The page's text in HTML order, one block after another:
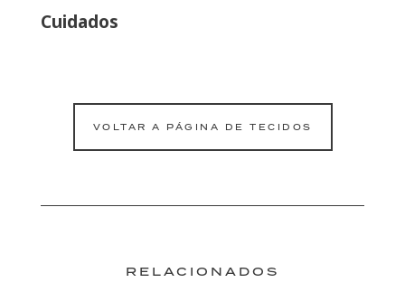
Cuidados
VOLTAR A PÁGINA DE TECIDOS
RELACIONADOS